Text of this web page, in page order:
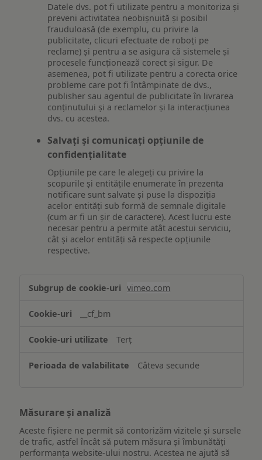
Datele dvs. pot fi utilizate pentru a monitoriza și
preveni activitatea neobișnuită și posibil
frauduloasă (de exemplu, cu privire la
publicitate, clicuri efectuate de roboți pe
reclame) și pentru a se asigura că sistemele și
procesele funcționează corect și sigur. De
asemenea, pot fi utilizate pentru a corecta orice
probleme care pot fi întâmpinate de dvs.,
publisher sau agentul de publicitate în livrarea
conținutului și a reclamelor și la interacțiunea
dvs. cu acestea.
Salvați și comunicați opțiunile de
confidențialitate
Opțiunile pe care le alegeți cu privire la
scopurile și entitățile enumerate în prezenta
notificare sunt salvate și puse la dispoziția
acelor entități sub formă de semnale digitale
(cum ar fi un șir de caractere). Acest lucru este
necesar pentru a permite atât acestui serviciu,
cât și acelor entități să respecte opțiunile
respective.
funcționalităților
ului
vimeo.com
__cf_bm
Terț
Câteva secunde
Măsurare și analiză
Aceste fișiere ne permit să contorizăm vizitele și sursele
de trafic, astfel încât să putem măsura și îmbunătăți
performanța website-ului nostru. Acestea ne ajută să